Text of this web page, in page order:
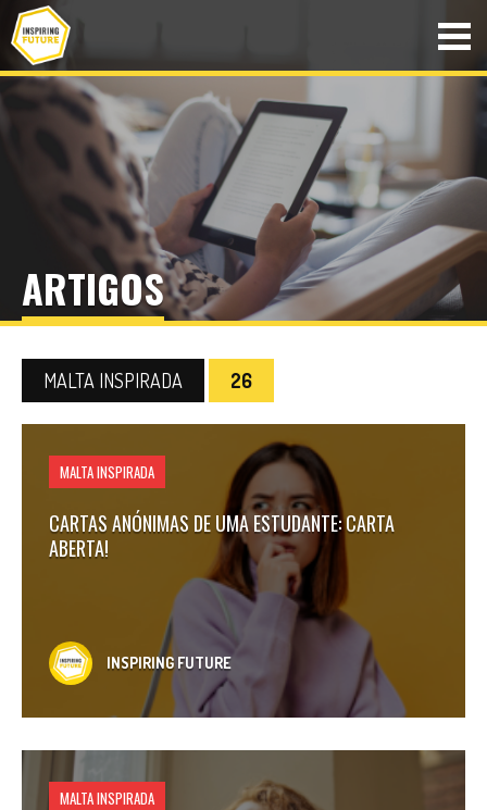
ARTIGOS
MALTA INSPIRADA 26
MALTA INSPIRADA
CARTAS ANÓNIMAS DE UMA ESTUDANTE: CARTA
ABERTA!
INSPIRING FUTURE
MALTA INSPIRADA